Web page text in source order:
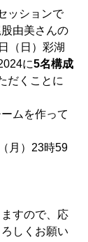
ッションで
由美さんの
（日）彩湖
に5名構成
だくことに
ムを作って
月）23時59
すので、応
しくお願い